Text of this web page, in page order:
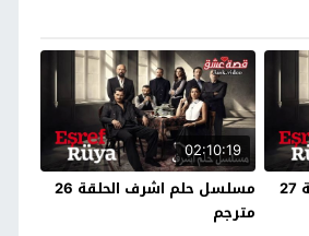
مسلسل حلم اشرف الحلقة 27
02:10:19
مسلسل حلم اشرف الحلقة 26
مترجم